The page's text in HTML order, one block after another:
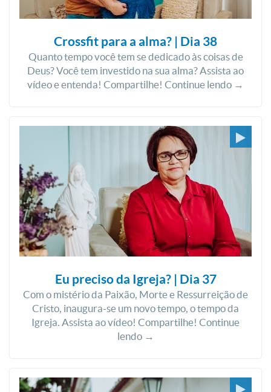
Crossfit para a alma? | Dia 38
Quanto tempo você tem se dedicado às coisas de
Deus? Você tem investido na sua alma? Assista ao
vídeo e entenda! Compartilhe! Continue lendo →
Eu preciso da Igreja? | Dia 37
Com o mistério da Paixão, Morte e Ressurreição de
Cristo, inaugura-se um novo tempo, o tempo da
Igreja. Assista ao vídeo! Compartilhe! Continue
lendo →